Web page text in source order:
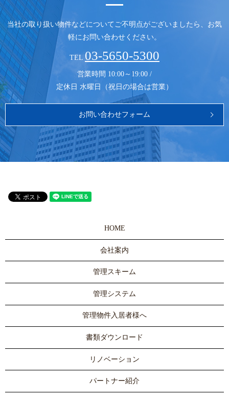
当社の取り扱い物件などについてご不明点がございましたら、 お気
軽にお問い合わせください。
TEL 03-5650-5300
営業時間 10:00～19:00 /
定休日 水曜日（祝日の場合は営業）
お問い合わせフォーム
HOME
会社案内
管理スキーム
管理システム
管理物件入居者様へ
書類ダウンロード
リノベーション
パートナー紹介